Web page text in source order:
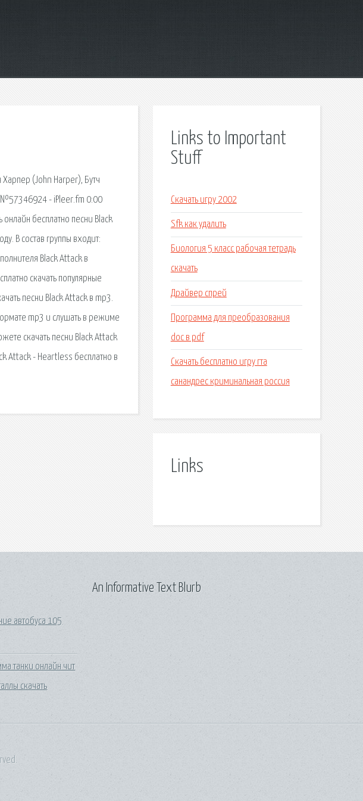
Харпер (John Harper), Бутч
№57346924 - iPleer.fm 0:00
бесплатно песни Black
В состав группы входит:
Black Attack в
скачать популярные
песни Black Attack в mp3.
mp3 и слушать в режиме
скачать песни Black Attack
Attack - Heartless бесплатно в
Links to Important
Stuff
Скачать игру 2002
Sfk как удалить
Биология 5 класс рабочая тетрадь
скачать
Драйвер спрей
Программа для преобразования
doc в pdf
Скачать бесплатно игру гта
санандрес криминальная россия
Links
автобуса 105
танки онлайн чит
скачать
An Informative Text Blurb